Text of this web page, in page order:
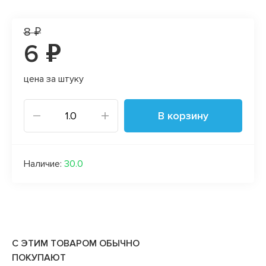
8 ₽
6 ₽
цена за штуку
В корзину
Наличие: 30.0
С ЭТИМ ТОВАРОМ ОБЫЧНО
ПОКУПАЮТ